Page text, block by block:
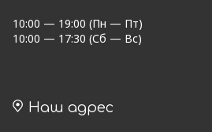
10:00 — 19:00 (Пн — Пт)
10:00 — 17:30 (Сб — Вс)
Наш адрес